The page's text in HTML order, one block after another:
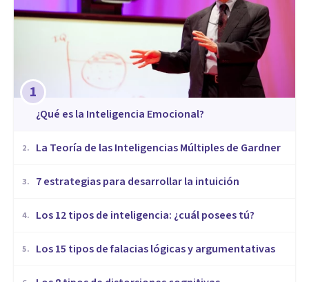
1
¿Qué es la Inteligencia Emocional?
2. La Teoría de las Inteligencias Múltiples de Gardner
3. 7 estrategias para desarrollar la intuición
4. Los 12 tipos de inteligencia: ¿cuál posees tú?
5. Los 15 tipos de falacias lógicas y argumentativas